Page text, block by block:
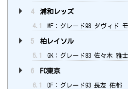
4 浦和レッズ
4.1 MF：グレード98 ダヴィド
5 柏レイソル
5.1 GK：グレード83 佐々木 雅士
6 FC東京
6.1 DF：グレード93 長友 佑都